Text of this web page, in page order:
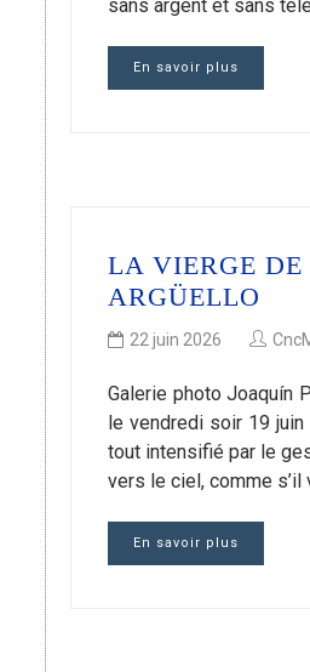
sans argent et sans
En savoir plus
LA VIERGE
ARGÜELLO
22 juin 2026
Galerie photo Joaquín
le vendredi soir 19
tout intensifié par le
vers le ciel, comme s’il
En savoir plus